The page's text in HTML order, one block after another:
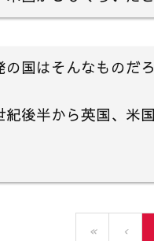
国はそんなものだろ
紀後半から英国、米
« ‹